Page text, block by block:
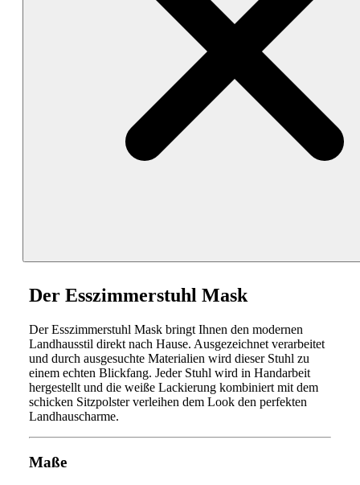
Der Esszimmerstuhl Mask
Der Esszimmerstuhl Mask bringt Ihnen den modernen
Landhausstil direkt nach Hause. Ausgezeichnet verarbeitet
und durch ausgesuchte Materialien wird dieser Stuhl zu
einem echten Blickfang. Jeder Stuhl wird in Handarbeit
hergestellt und die weiße Lackierung kombiniert mit dem
schicken Sitzpolster verleihen dem Look den perfekten
Landhauscharme.
Maße